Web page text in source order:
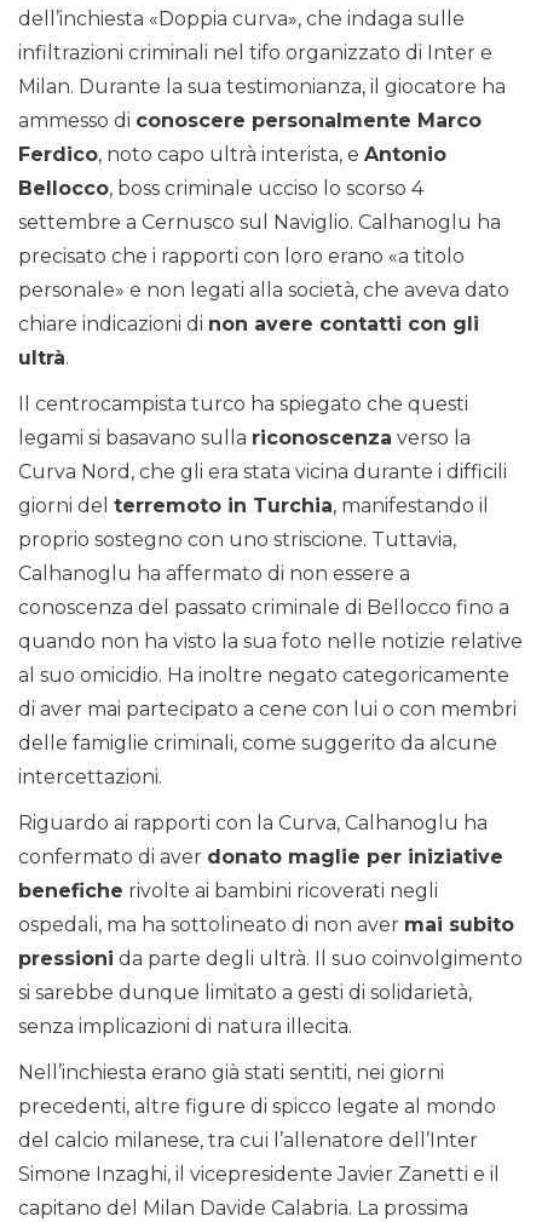
dell’inchiesta «Doppia curva», che indaga sulle
infiltrazioni criminali nel tifo organizzato di Inter e
Milan. Durante la sua testimonianza, il giocatore ha
ammesso di conoscere personalmente Marco
Ferdico, noto capo ultrà interista, e Antonio
Bellocco, boss criminale ucciso lo scorso 4
settembre a Cernusco sul Naviglio. Calhanoglu ha
precisato che i rapporti con loro erano «a titolo
personale» e non legati alla società, che aveva dato
chiare indicazioni di non avere contatti con gli
ultrà.
Il centrocampista turco ha spiegato che questi
legami si basavano sulla riconoscenza verso la
Curva Nord, che gli era stata vicina durante i difficili
giorni del terremoto in Turchia, manifestando il
proprio sostegno con uno striscione. Tuttavia,
Calhanoglu ha affermato di non essere a
conoscenza del passato criminale di Bellocco fino a
quando non ha visto la sua foto nelle notizie relative
al suo omicidio. Ha inoltre negato categoricamente
di aver mai partecipato a cene con lui o con membri
delle famiglie criminali, come suggerito da alcune
intercettazioni.
Riguardo ai rapporti con la Curva, Calhanoglu ha
confermato di aver donato maglie per iniziative
benefiche rivolte ai bambini ricoverati negli
ospedali, ma ha sottolineato di non aver mai subito
pressioni da parte degli ultrà. Il suo coinvolgimento
si sarebbe dunque limitato a gesti di solidarietà,
senza implicazioni di natura illecita.
Nell’inchiesta erano già stati sentiti, nei giorni
precedenti, altre figure di spicco legate al mondo
del calcio milanese, tra cui l’allenatore dell’Inter
Simone Inzaghi, il vicepresidente Javier Zanetti e il
capitano del Milan Davide Calabria. La prossima